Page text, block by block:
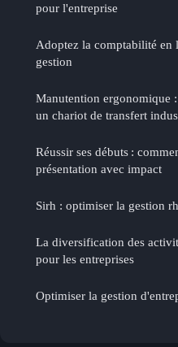
pour l'entreprise
Adoptez la comptabilité
gestion
Manutention ergonomique
un chariot de transfert
Réussir ses débuts :
présentation avec impact
Sirh : optimiser la gestion
La diversification des
pour les entreprises
Optimiser la gestion